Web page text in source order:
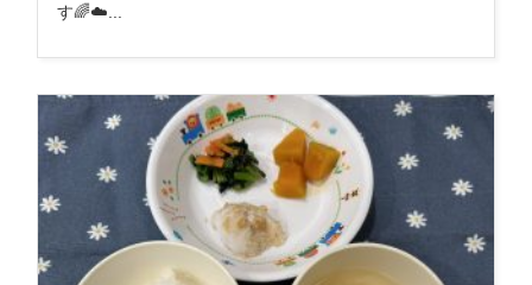
す🌈☁️...